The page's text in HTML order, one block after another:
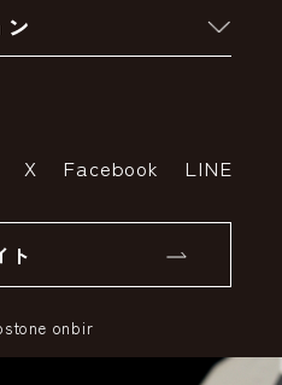
X Facebook LINE
ト
onbir